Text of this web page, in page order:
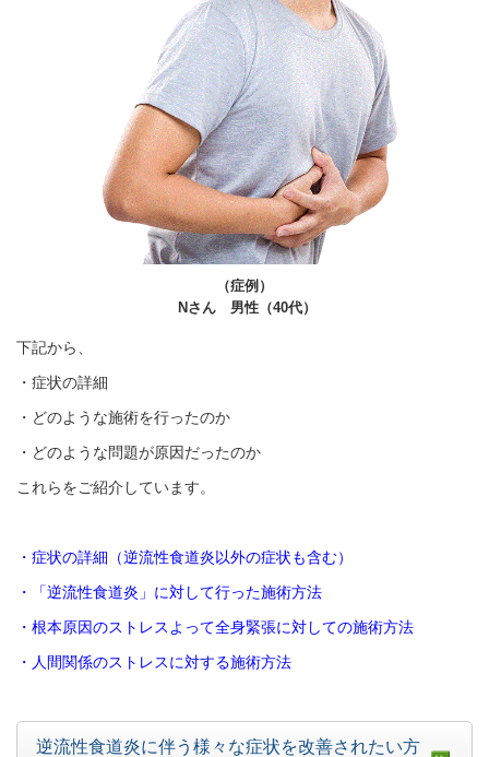
（症例）
Nさん 男性（40代）
下記から、
・症状の詳細
・どのような施術を行ったのか
・どのような問題が原因だったのか
これらをご紹介しています。
・症状の詳細（逆流性食道炎以外の症状も含む）
・「逆流性食道炎」に対して行った施術方法
・根本原因のストレスよって全身緊張に対しての施術方法
・人間関係のストレスに対する施術方法
逆流性食道炎に伴う様々な症状を改善されたい方